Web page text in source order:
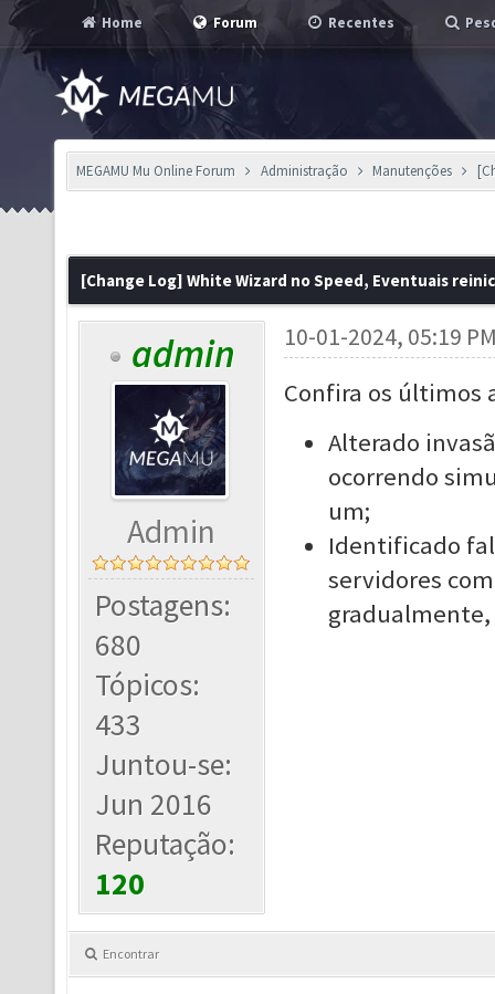
Home Forum Recentes
MEGAMU Mu Online Forum Administração Manutenções
[Change Log] White Wizard no Speed, Eventuais
admin
Admin
Postagens:
680
Tópicos:
433
Juntou-se:
Jun 2016
Reputação:
120
10-01-2024, 05:19
Confira os últimos
Alterado
ocorrendo
um;
Identificado
servidores
gradualmente,
Encontrar